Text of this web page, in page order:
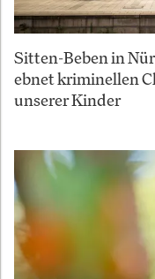
Sitten-Beben in
ebnet kriminellen
unserer Kinder